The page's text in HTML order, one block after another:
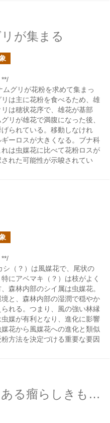
が集まる
グリが花粉を求めて集まっ
は主に花粉を食べるため、雄
は穂状花序で、雄花が基部
リが雄花で満腹になった後、
られている。移動しなけれ
ーロスが大きくなる。ブナ科
は虫媒花に比べて花粉ロスが
れた可能性が示唆されてい
（？）は風媒花で、尾状の
にアベマキ（？）は枝がよく
森林内部のシイ属は虫媒花。
と、森林内部の湿潤で穏やか
れる。つまり、風の強い林縁
媒が有利となり、進化に影響
花から風媒花への進化と類似
方法を決定づける重要な要因
マテバシイの殻斗にある瘤らしきものは何だ？